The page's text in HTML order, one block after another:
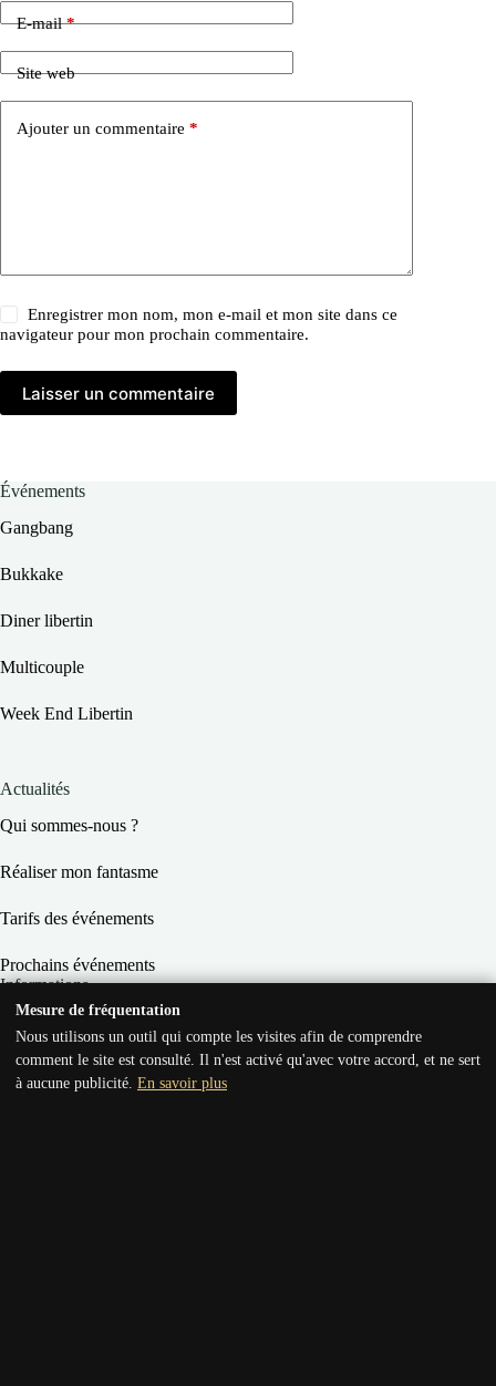
E-mail*
Site web
Ajouter un commentaire *
Enregistrer mon nom, mon e-mail et mon site dans ce
navigateur pour mon prochain commentaire.
Laisser un commentaire
Événements
Gangbang
Bukkake
Diner libertin
Multicouple
Week End Libertin
Actualités
Qui sommes-nous ?
Réaliser mon fantasme
Tarifs des événements
Prochains événements
Informations
Conditions Générales de Vente
Conditions Générales d’Utilisation
Mesure de fréquentation
Nous utilisons un outil qui compte les visites afin de comprendre
comment le site est consulté. Il n'est activé qu'avec votre accord, et ne sert
à aucune publicité. En savoir plus